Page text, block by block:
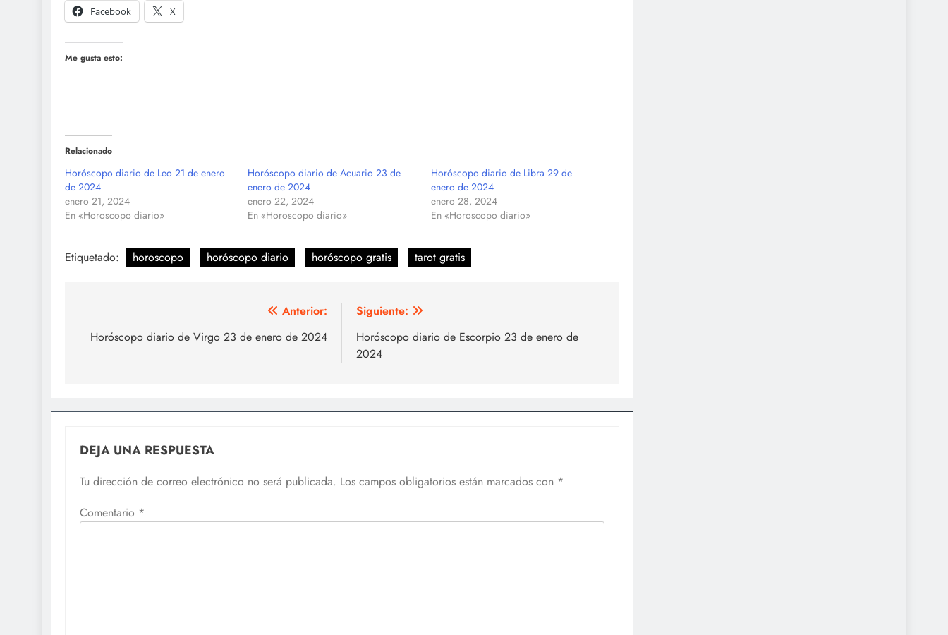
Facebook
X
Me gusta esto:
Relacionado
Horóscopo diario de Leo 21 de enero
de 2024
enero 21, 2024
En «Horoscopo diario»
Horóscopo diario de Acuario 23 de
enero de 2024
enero 22, 2024
En «Horoscopo diario»
Horóscopo diario de Libra 29 de
enero de 2024
enero 28, 2024
En «Horoscopo diario»
Etiquetado: horoscopo horóscopo diario horóscopo gratis tarot gratis
de
Anterior:
Horóscopo diario de Virgo 23 de enero de 2024
Siguiente:
Horóscopo diario de Escorpio 23 de enero de
2024
DEJA UNA RESPUESTA
Tu dirección de correo electrónico no será publicada. Los campos obligatorios están marcados con *
Comentario *